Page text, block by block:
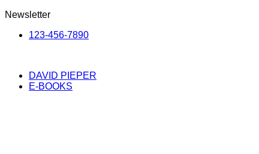
Newsletter
123-456-7890
DAVID PIEPER
E-BOOKS